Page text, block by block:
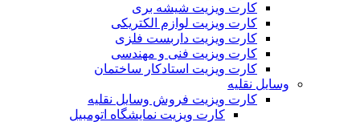
کارت ویزیت شیشه بری
کارت ویزیت لوازم الکتریکی
کارت ویزیت داربست فلزی
کارت ویزیت فنی و مهندسی
کارت ویزیت استادکار ساختمان
وسایل نقلیه
کارت ویزیت فروش وسایل نقلیه
کارت ویزیت نمایشگاه اتومبیل